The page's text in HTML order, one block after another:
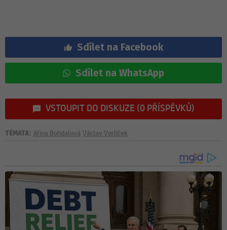
Sdílet na Facebook
Sdílet na WhatsApp
VSTOUPIT DO DISKUZE (0 PŘÍSPĚVKŮ)
TÉMATA: Jiřina Bohdalová Václav Vorlíček